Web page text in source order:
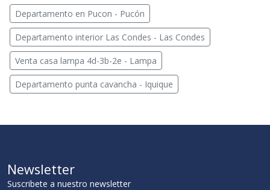
Departamento en Pucon - Pucón
Departamento interior Las Condes - Las Condes
Venta casa lampa 4d-3b-2e - Lampa
Departamento punta cavancha - Iquique
Newsletter
Suscribete a nuestro newsletter